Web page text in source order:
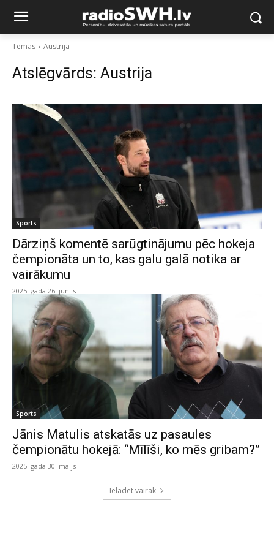
Tēmas Austrija
Atslēgvārds: Austrija
Sports
Dārziņš komentē sarūgtinājumu pēc hokeja
čempionāta un to, kas galu galā notika ar
vairākumu
2025. gada 26. jūnijs
Sports
Jānis Matulis atskatās uz pasaules
čempionātu hokejā: “Mīlīši, ko mēs gribam?”
2025. gada 30. maijs
Ielādēt vairāk